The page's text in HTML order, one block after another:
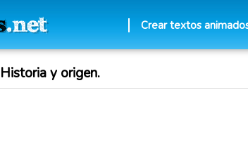
Crear textos
y origen.